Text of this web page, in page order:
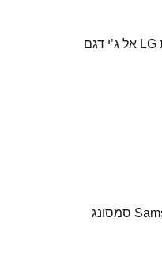
מקרר 4 דלתות בעל דלת בתוך דלת LG אל ג’י דגם
מקרר 4 דלתות ‏מקפיא תחתון Samsung סמסונג